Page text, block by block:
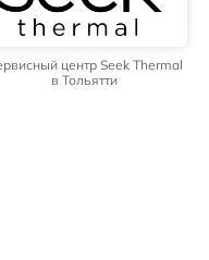
центр Seek Thermal
в Тольятти